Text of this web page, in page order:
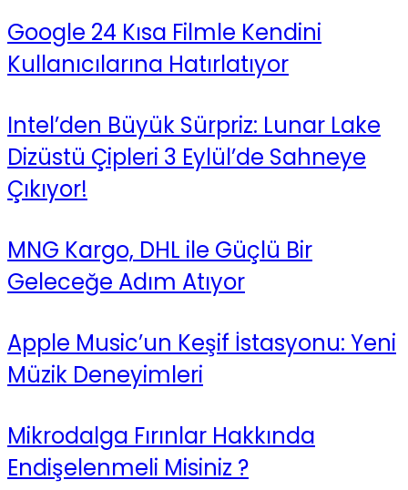
Google 24 Kısa Filmle Kendini
Kullanıcılarına Hatırlatıyor
Intel’den Büyük Sürpriz: Lunar Lake
Dizüstü Çipleri 3 Eylül’de Sahneye
Çıkıyor!
MNG Kargo, DHL ile Güçlü Bir
Geleceğe Adım Atıyor
Apple Music’un Keşif İstasyonu: Yeni
Müzik Deneyimleri
Mikrodalga Fırınlar Hakkında
Endişelenmeli Misiniz ?